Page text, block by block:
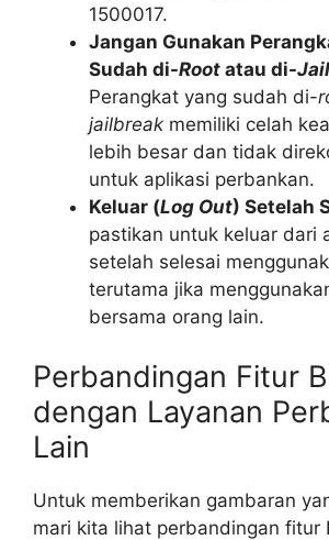
1500017.
Jangan Gunakan
Sudah di-Root atau di-
Perangkat yang sudah di-
jailbreak memiliki celah
lebih besar dan tidak
untuk aplikasi perbankan.
Keluar (Log Out) Setelah
pastikan untuk keluar dari
setelah selesai
terutama jika
bersama orang lain.
Perbandingan Fitur
dengan Layanan
Lain
Untuk memberikan gambaran
mari kita lihat perbandingan fitur